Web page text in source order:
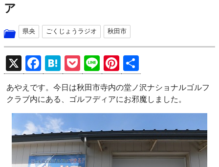
ア
県央 ごくじょうラジオ 秋田市
X
F
a
ce
b
o
o
k
H
at
e
n
a
P
o
ck
et
Li
n
e
Pi
nt
er
es
t
有
あやえです。今日は秋田市寺内の堂ノ沢ナショナルゴルフ
クラブ内にある、ゴルフディアにお邪魔しました。